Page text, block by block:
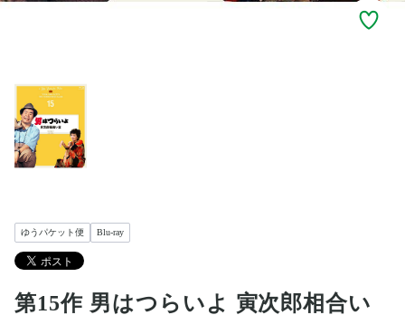
ゆうパケット便 Blu-ray
第15作 男はつらいよ 寅次郎相合い